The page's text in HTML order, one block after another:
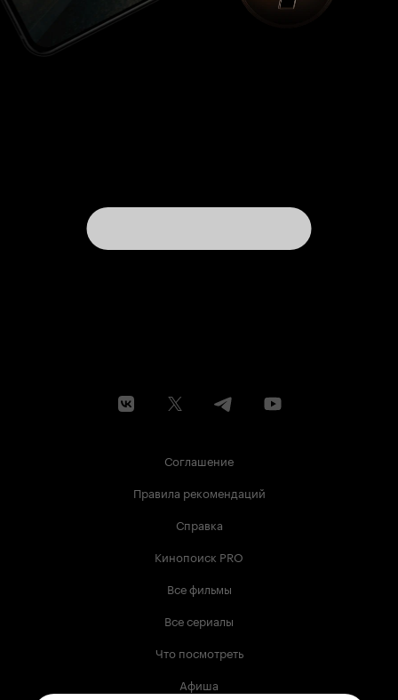
Соглашение
Правила рекомендаций
Справка
Кинопоиск PRO
Все фильмы
Все сериалы
Что посмотреть
Афиша